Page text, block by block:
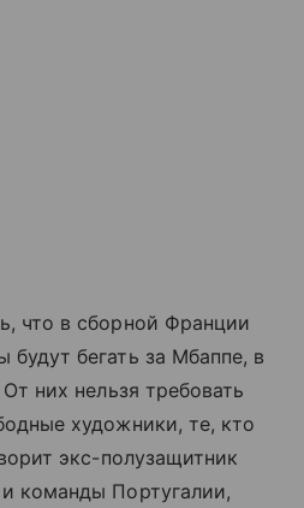
что в сборной Франции
будут бегать за Мбаппе, в
них нельзя требовать
художники, те, кто
экс-полузащитник
команды Португалии,